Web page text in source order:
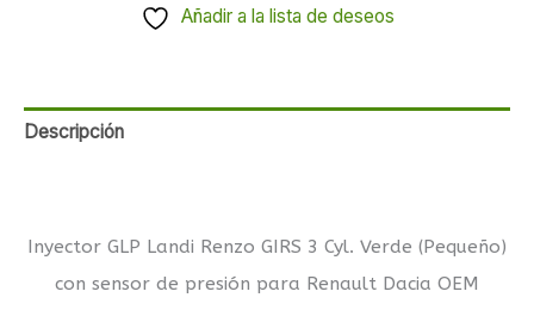
Añadir a la lista de deseos
Descripción
Inyector GLP Landi Renzo GIRS 3 Cyl. Verde (Pequeño)
con sensor de presión para Renault Dacia OEM